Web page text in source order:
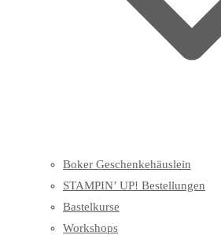
Boker Geschenkehäuslein
STAMPIN’ UP! Bestellungen
Bastelkurse
Workshops